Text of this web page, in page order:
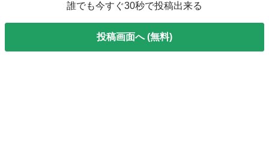
誰でも今すぐ30秒で投稿出来る
投稿画面へ (無料)